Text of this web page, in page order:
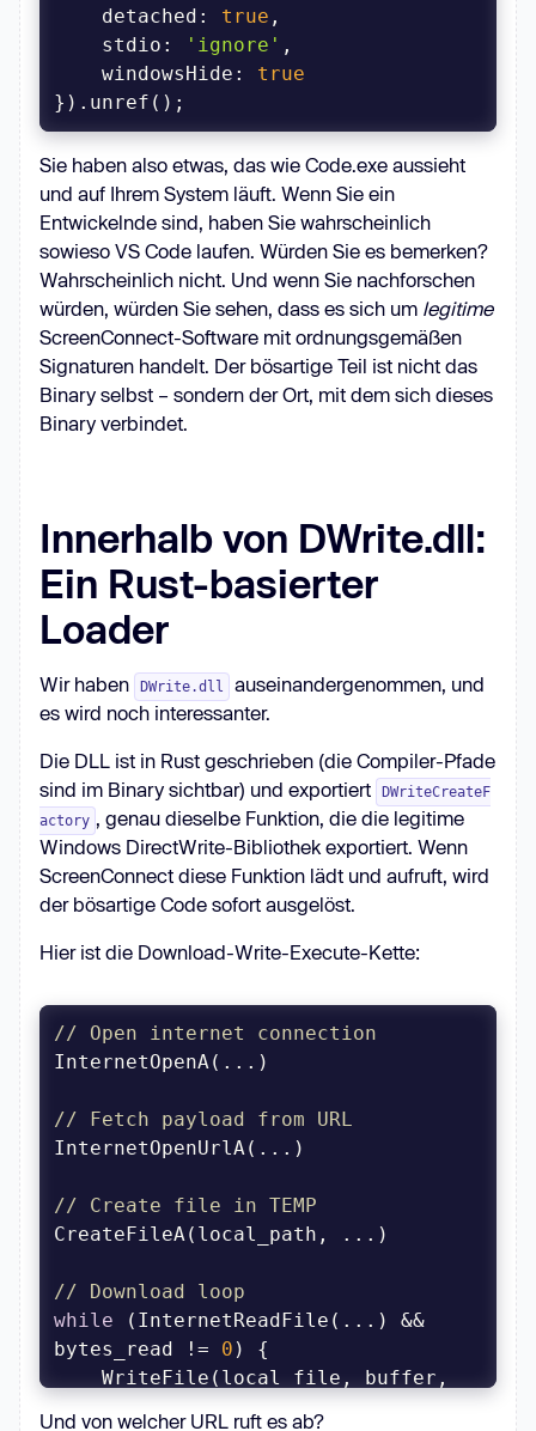
detached : true
stdio : 'ignore'
windowsHide : true
Sie haben also etwas, das wie Code.exe aussieht
und auf Ihrem System läuft. Wenn Sie ein
Entwickelnde sind, haben Sie wahrscheinlich
sowieso VS Code laufen. Würden Sie es bemerken?
Wahrscheinlich nicht. Und wenn Sie nachforschen
würden, würden Sie sehen, dass es sich um legitime
ScreenConnect-Software mit ordnungsgemäßen
Signaturen handelt. Der bösartige Teil ist nicht das
Binary selbst – sondern der Ort, mit dem sich dieses
Binary verbindet.
Innerhalb von DWrite.dll:
Ein Rust-basierter
Loader
Wir haben DWrite.dll
auseinandergenommen, und
es wird noch interessanter.
Die DLL ist in Rust geschrieben (die Compiler-Pfade
sind im Binary sichtbar) und exportiert
DWriteCreateF
actory , genau dieselbe Funktion, die die legitime
Windows DirectWrite-Bibliothek exportiert. Wenn
ScreenConnect diese Funktion lädt und aufruft, wird
der bösartige Code sofort ausgelöst.
Hier ist die Download-Write-Execute-Kette:
// Open internet connection
// Fetch payload from URL
// Create file in TEMP
// Download loop
while (InternetReadFile(...) &&
bytes_read != 0
Und von welcher URL ruft es ab?